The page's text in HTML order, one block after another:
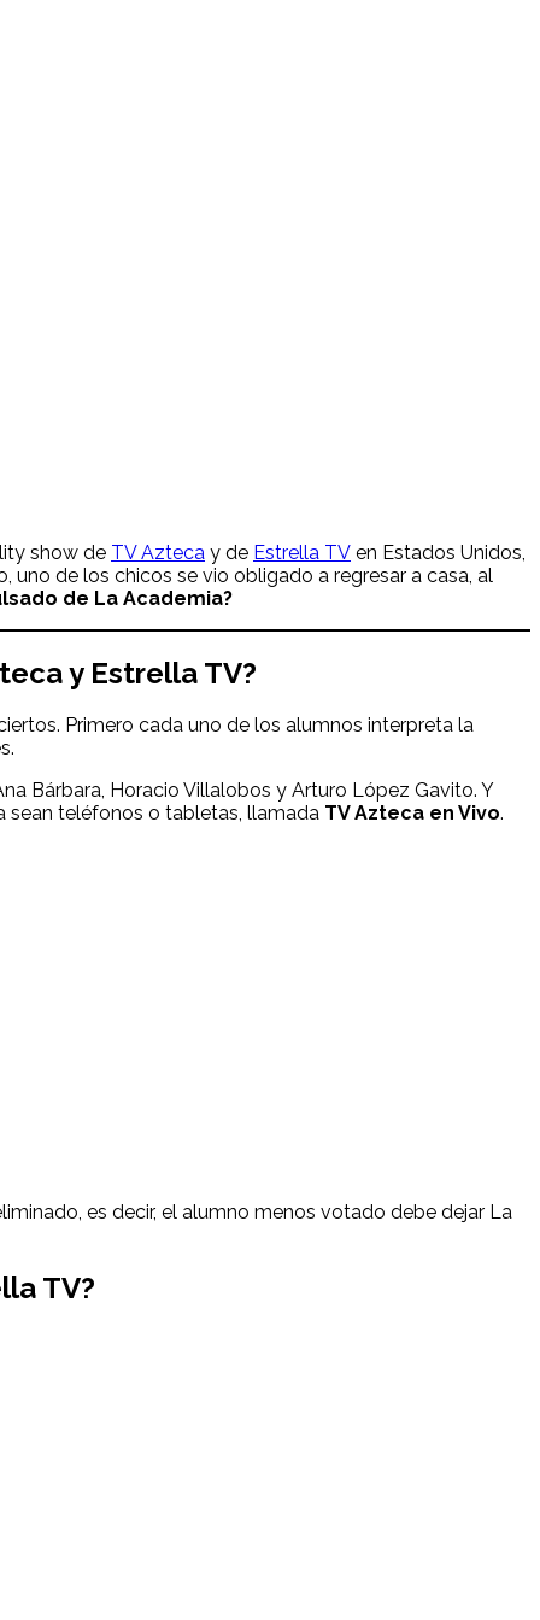
show de TV Azteca y de Estrella TV en Estados Unidos,
de los chicos se vio obligado a regresar a casa, al
de La Academia?
y Estrella TV?
Primero cada uno de los alumnos interpreta la
Bárbara, Horacio Villalobos y Arturo López Gavito. Y
sean teléfonos o tabletas, llamada TV Azteca en Vivo.
es decir, el alumno menos votado debe dejar La
TV?